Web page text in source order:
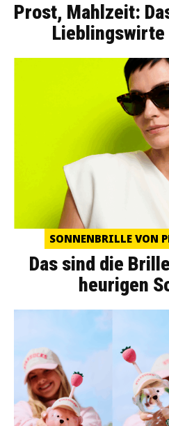
Prost, Mahlzeit:
Lieblingswirte
SONNENBRILLE VON
Das sind die
heurigen